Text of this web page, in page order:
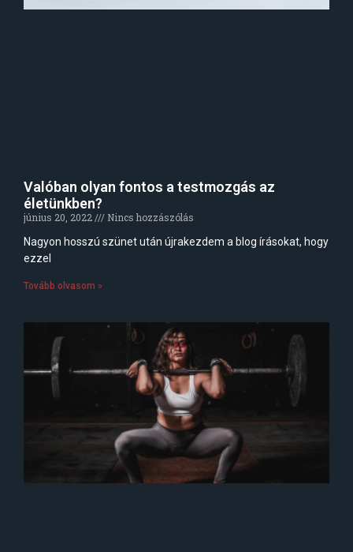
Valóban olyan fontos a testmozgás az
életünkben?
június 20, 2022
Nincs hozzászólás
Nagyon hosszú szünet után újrakezdem a blog írásokat, hogy
ezzel
Tovább olvasom »